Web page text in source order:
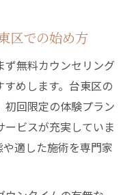
区での始め方
ず無料カウンセリング
めします。台東区の
初回限定の体験プラン
ビスが充実していま
適した施術を専門家